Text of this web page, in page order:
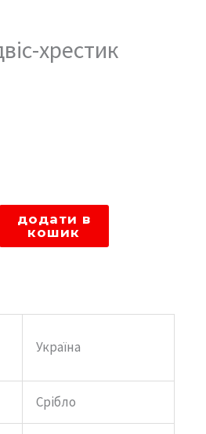
хрестик
додати в
кошик
Україна
Срібло